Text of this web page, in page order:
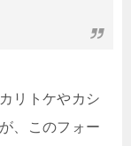
リトケやカシ
、このフォー